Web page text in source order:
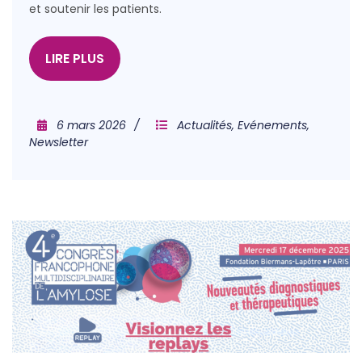
et soutenir les patients.
LIRE PLUS
6 mars 2026 Actualités, Evénements,
Newsletter